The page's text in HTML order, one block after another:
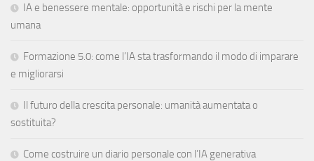
IA e benessere mentale: opportunità e rischi per la mente
umana
Formazione 5.0: come l’IA sta trasformando il modo di imparare
e migliorarsi
Il futuro della crescita personale: umanità aumentata o
sostituita?
Come costruire un diario personale con l’IA generativa